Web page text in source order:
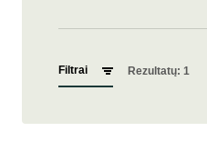
Filtrai Rezultatų: 1